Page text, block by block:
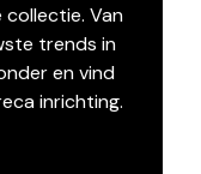
collectie. Van
trends in
en vind
inrichting.